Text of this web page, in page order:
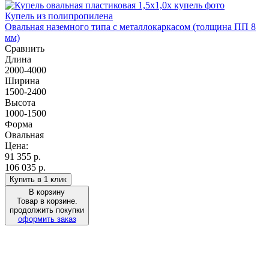
Купель из полипропилена
Овальная наземного типа с металлокаркасом (толщина ПП 8
мм)
Сравнить
Длина
2000-4000
Ширина
1500-2400
Высота
1000-1500
Форма
Овальная
Цена:
91 355 р.
106 035 р.
Купить в 1 клик
В корзину
Товар в корзине.
продолжить покупки
оформить заказ